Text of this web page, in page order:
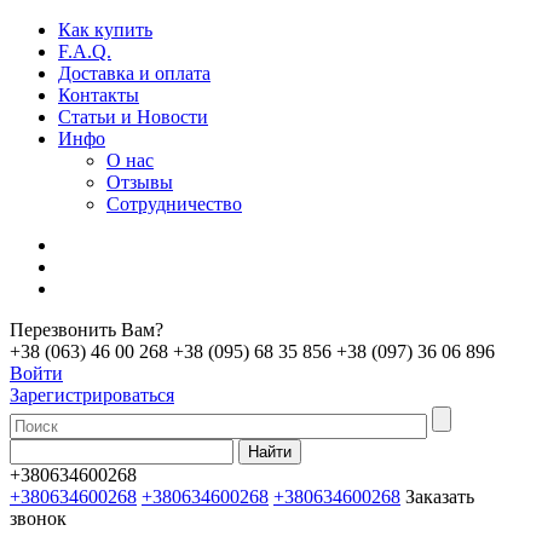
Как купить
F.A.Q.
Доставка и оплата
Контакты
Статьи и Новости
Инфо
О нас
Отзывы
Сотрудничество
Перезвонить Вам?
+38 (063) 46 00 268 +38 (095) 68 35 856 +38 (097) 36 06 896
Войти
Зарегистрироваться
+380634600268
+380634600268 +380634600268 +380634600268 Заказать
звонок